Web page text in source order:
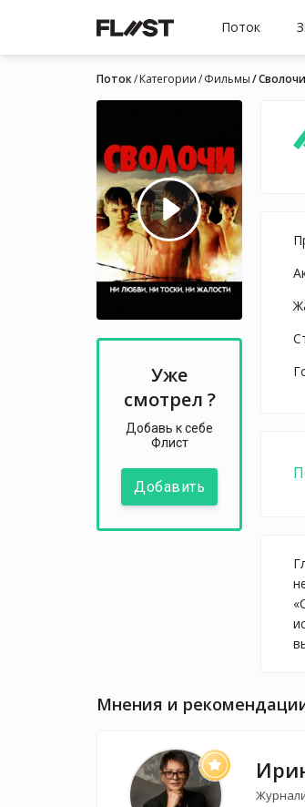
Поток
Поток Категории Фильмы Сволочи
Уже
смотрел ?
Добавь к себе
Флист
Добавить
Мнения и